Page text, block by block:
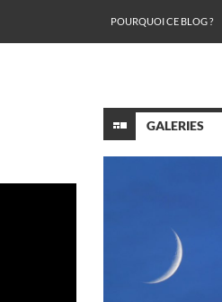
POURQUOI CE BLOG ?
GALERIES